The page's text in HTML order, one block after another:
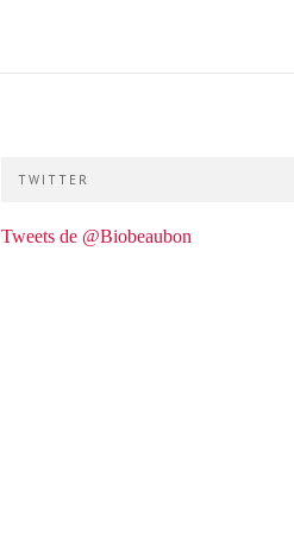
TWITTER
Tweets de @Biobeaubon